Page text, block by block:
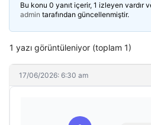
Bu konu 0 yanıt içerir, 1 izleyen vardır
admin tarafından güncellenmiştir.
1 yazı görüntüleniyor (toplam 1)
17/06/2026: 6:30 am